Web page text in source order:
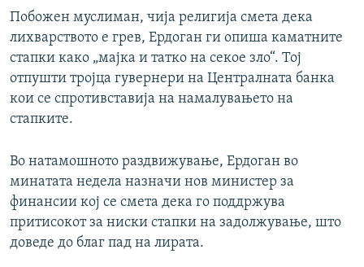
Побожен муслиман, чија религија смета дека
лихварството е грев, Ердоган ги опиша каматните
стапки како „мајка и татко на секое зло“. Тој
отпушти тројца гувернери на Централната банка
кои се спротивставија на намалувањето на
стапките.
Во натамошното раздвижување, Ердоган во
минатата недела назначи нов министер за
финансии кој се смета дека го поддржува
притисокот за ниски стапки на задолжување, што
доведе до благ пад на лирата.